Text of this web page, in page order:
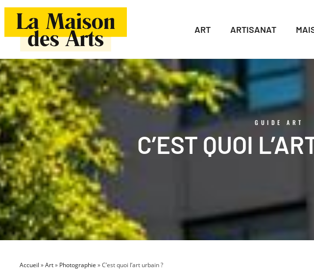
ART ARTISANAT
GUIDE ART
C’EST QUOI
Accueil »Art» Photographie »C’est quoi l’art urbain ?